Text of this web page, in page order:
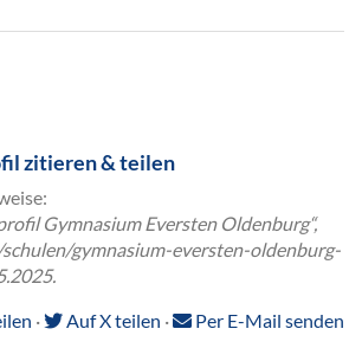
zitieren & teilen
Gymnasium Eversten Oldenburg“,
gymnasium-eversten-oldenburg-
· Auf X teilen · Per E-Mail senden